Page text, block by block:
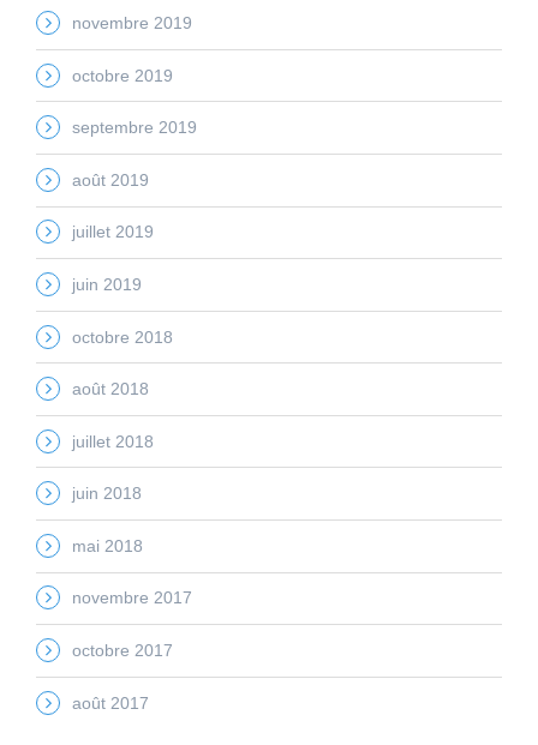
novembre 2019
octobre 2019
septembre 2019
août 2019
juillet 2019
juin 2019
octobre 2018
août 2018
juillet 2018
juin 2018
mai 2018
novembre 2017
octobre 2017
août 2017